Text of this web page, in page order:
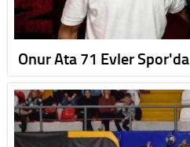
Onur Ata 71 Evler Spor'da